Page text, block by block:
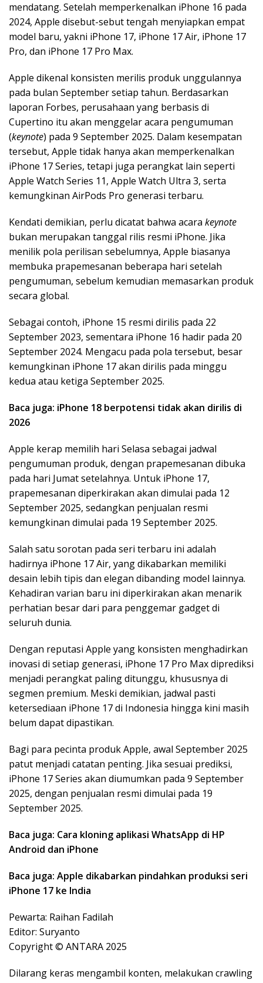
mendatang. Setelah memperkenalkan iPhone 16 pada
2024, Apple disebut-sebut tengah menyiapkan empat
model baru, yakni iPhone 17, iPhone 17 Air, iPhone 17
Pro, dan iPhone 17 Pro Max.
Apple dikenal konsisten merilis produk unggulannya
pada bulan September setiap tahun. Berdasarkan
laporan Forbes, perusahaan yang berbasis di
Cupertino itu akan menggelar acara pengumuman
(keynote) pada 9 September 2025. Dalam kesempatan
tersebut, Apple tidak hanya akan memperkenalkan
iPhone 17 Series, tetapi juga perangkat lain seperti
Apple Watch Series 11, Apple Watch Ultra 3, serta
kemungkinan AirPods Pro generasi terbaru.
Kendati demikian, perlu dicatat bahwa acara keynote
bukan merupakan tanggal rilis resmi iPhone. Jika
menilik pola perilisan sebelumnya, Apple biasanya
membuka prapemesanan beberapa hari setelah
pengumuman, sebelum kemudian memasarkan produk
secara global.
Sebagai contoh, iPhone 15 resmi dirilis pada 22
September 2023, sementara iPhone 16 hadir pada 20
September 2024. Mengacu pada pola tersebut, besar
kemungkinan iPhone 17 akan dirilis pada minggu
kedua atau ketiga September 2025.
Baca juga: iPhone 18 berpotensi tidak akan dirilis di
2026
Apple kerap memilih hari Selasa sebagai jadwal
pengumuman produk, dengan prapemesanan dibuka
pada hari Jumat setelahnya. Untuk iPhone 17,
prapemesanan diperkirakan akan dimulai pada 12
September 2025, sedangkan penjualan resmi
kemungkinan dimulai pada 19 September 2025.
Salah satu sorotan pada seri terbaru ini adalah
hadirnya iPhone 17 Air, yang dikabarkan memiliki
desain lebih tipis dan elegan dibanding model lainnya.
Kehadiran varian baru ini diperkirakan akan menarik
perhatian besar dari para penggemar gadget di
seluruh dunia.
Dengan reputasi Apple yang konsisten menghadirkan
inovasi di setiap generasi, iPhone 17 Pro Max diprediksi
menjadi perangkat paling ditunggu, khususnya di
segmen premium. Meski demikian, jadwal pasti
ketersediaan iPhone 17 di Indonesia hingga kini masih
belum dapat dipastikan.
Bagi para pecinta produk Apple, awal September 2025
patut menjadi catatan penting. Jika sesuai prediksi,
iPhone 17 Series akan diumumkan pada 9 September
2025, dengan penjualan resmi dimulai pada 19
September 2025.
Baca juga: Cara kloning aplikasi WhatsApp di HP
Android dan iPhone
Baca juga: Apple dikabarkan pindahkan produksi seri
iPhone 17 ke India
Pewarta: Raihan Fadilah
Editor: Suryanto
Copyright © ANTARA 2025
Dilarang keras mengambil konten, melakukan crawling